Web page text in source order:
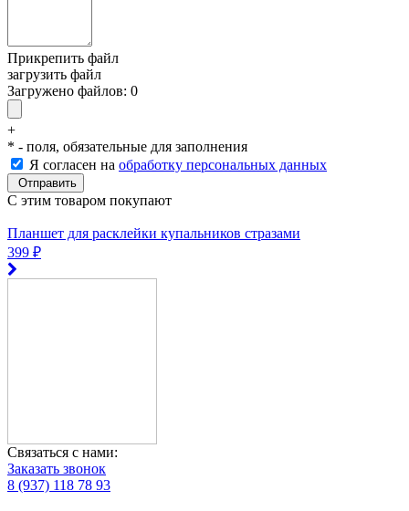
Прикрепить файл
загрузить файл
Загружено файлов: 0
+
* - поля, обязательные для заполнения
Я согласен на обработку персональных данных
C этим товаром покупают
Планшет для расклейки купальников стразами
399 ₽
Связаться с нами:
Заказать звонок
8 (937) 118 78 93